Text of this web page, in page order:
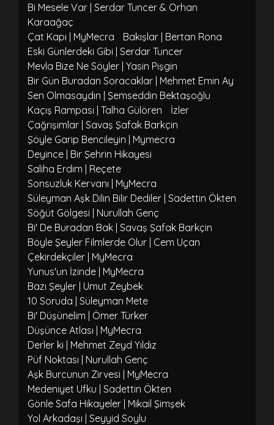
Bi Mesele Var | Serdar Tuncer & Orhan
Karaağaç
Çat Kapı | MyMecra
Bakışlar | Bertan Rona
Eski Günlerdeki Gibi | Serdar Tuncer
Mevla Bize Ne Söyler | Yasin Pişgin
Bir Gün Buradan Soracaklar | Mehmet Emin Ay
Sen Olmasaydın | Şemseddin Bektaşoğlu
Kaçış Rampası | Talha Gülören
İzler
Çağrışımlar | Savaş Şafak Barkçin
Şöyle Garip Bencileyin | Mymecra
Deyince | Bir Şehrin Hikayesi
Saliha Erdim | Reçete
Sonsuzluk Kervanı | MyMecra
Süleyman Aşk Dilin Bilir Dediler | Sadettin Ökten
Söğüt Gölgesi | Nurullah Genç
Bi' De Buradan Bak | Savaş Şafak Barkçin
Böyle Şeyler Filmlerde Olur | Cem Uçan
Çekirdekçiler | MyMecra
Yunus'un İzinde | MyMecra
Bazı Şeyler | Umut Zeybek
10 Soruda | Süleyman Mete
Bi' Düşünelim | Ömer Türker
Düşünce Atlası | MyMecra
Derler ki | Mehmet Zeyd Yıldız
Püf Noktası | Nurullah Genç
Aşk Burcunun Zirvesi | MyMecra
Medeniyet Ufku | Sadettin Ökten
Gönle Safa Hikayeler | Mikail Şimşek
Yol Arkadaşı | Seyyid Soylu